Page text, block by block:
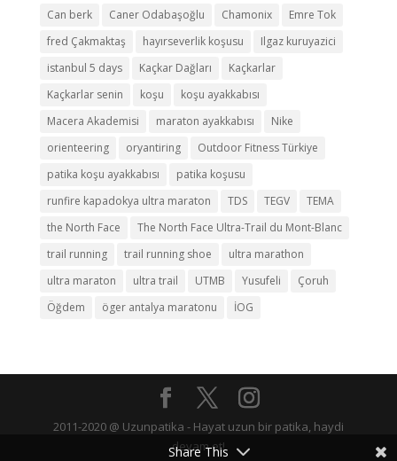
Can berk
Caner Odabaşoğlu Chamonix
Emre Tok
fred Çakmaktaş
hayırseverlik koşusu
Ilgaz kuruyazici
istanbul 5 days
Kaçkar Dağları
Kaçkarlar
Kaçkarlar senin
koşu
koşu ayakkabısı
Macera Akademisi
maraton ayakkabısı
Nike
orienteering
oryantiring
Outdoor Fitness Türkiye
patika koşu ayakkabısı
patika koşusu
runfire kapadokya ultra maraton
TDS TEGV
TEMA
the North Face
The North Face Ultra-Trail du Mont-Blanc
trail running
trail running shoe
ultra marathon
ultra maraton
ultra trail UTMB Yusufeli
Çoruh
Öğdem
öger antalya maratonu İOG
2011-2020 @ Uzunpatika - Hayat uzun bir patika, haydi
devam et!
Share This